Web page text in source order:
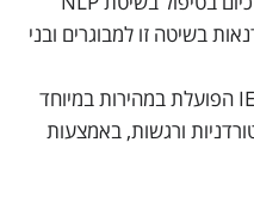
בשיטה זו למבוגרים ובני
אני מטפלת אישית גם בשיטת IEMT הפועלת במהירות במיוחד
ורגשות, באמצעות